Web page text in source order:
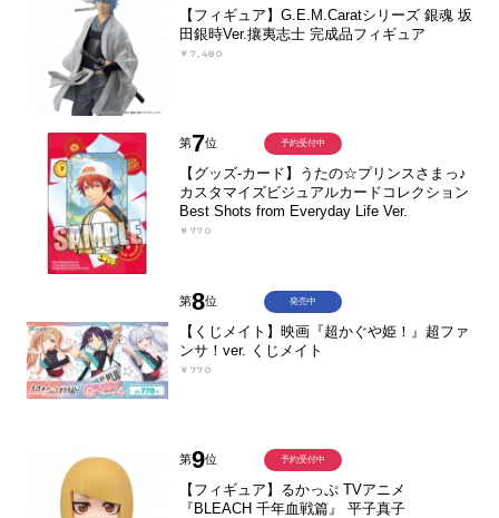
【フィギュア】G.E.M.Caratシリーズ 銀魂 坂
田銀時Ver.攘夷志士 完成品フィギュア
￥7,480
第7位
【グッズ-カード】うたの☆プリンスさまっ♪
カスタマイズビジュアルカードコレクション
Best Shots from Everyday Life Ver.
￥770
予約受付中
第8位
【くじメイト】映画『超かぐや姫！』超ファ
ンサ！ver. くじメイト
￥770
発売中
第9位
【フィギュア】るかっぷ TVアニメ
『BLEACH 千年血戦篇』 平子真子
予約受付中